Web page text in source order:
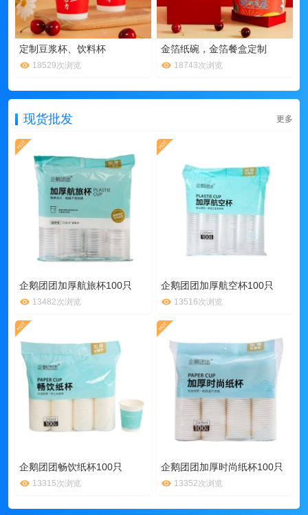
定制豆浆杯、饮料杯
18529次浏览
金箔纸碗，金箔餐盒定制
18743次浏览
现货批发 更多
企鹅团团加厚航旅杯100只
13482次浏览
企鹅团团加厚航空杯100只
13516次浏览
企鹅团团畅饮纸杯100只
13315次浏览
企鹅团团加厚时尚纸杯100只
13352次浏览